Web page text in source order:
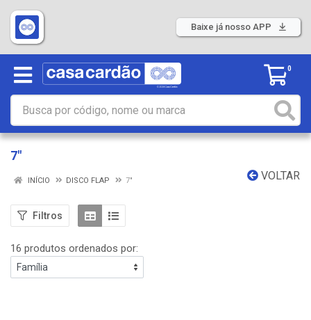
Baixe já nosso APP
0
7"
VOLTAR
INÍCIO DISCO FLAP 7"
Filtros
16 produtos ordenados por: